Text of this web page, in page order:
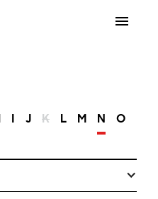
I J K L M N O